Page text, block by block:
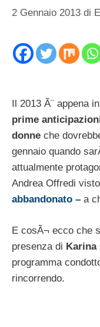
2 Gennaio 2013 di
Il 2013 Ã¨ appena
prime
donne che
gennaio quando
attualmente
Andrea Offredi
abbandonato – a
E cosÃ¬ ecco che
presenza di Karina
programma
rincorrendo.